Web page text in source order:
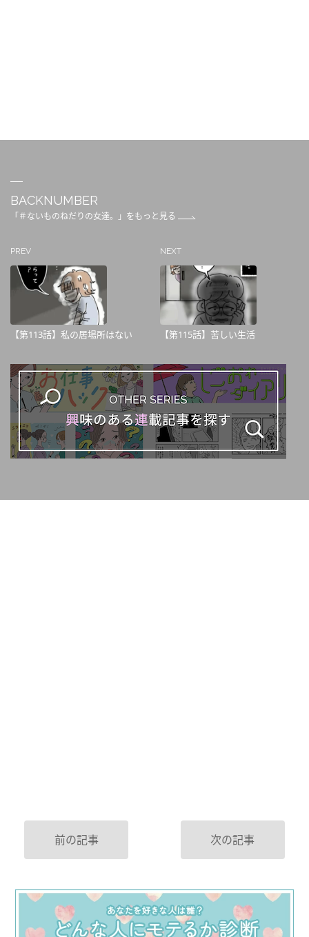
BACKNUMBER
「＃ないものねだりの女達。」をもっと見る
PREV
【第113話】私の居場所はない
NEXT
【第115話】苦しい生活
前の記事 次の記事